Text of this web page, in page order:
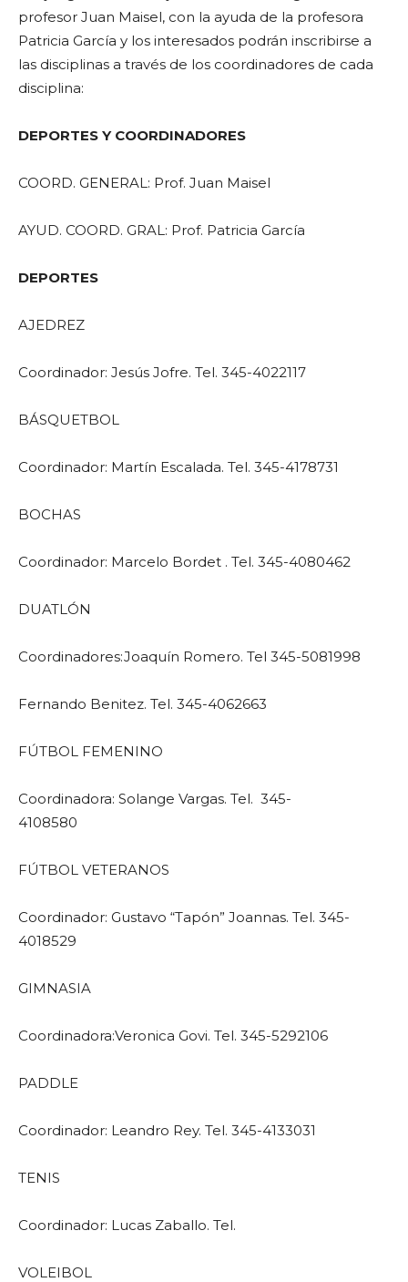
profesor Juan Maisel, con la ayuda de la profesora
Patricia García y los interesados podrán inscribirse a
las disciplinas a través de los coordinadores de cada
disciplina:
DEPORTES Y COORDINADORES
COORD. GENERAL: Prof. Juan Maisel
AYUD. COORD. GRAL: Prof. Patricia García
DEPORTES
AJEDREZ
Coordinador: Jesús Jofre. Tel. 345-4022117
BÁSQUETBOL
Coordinador: Martín Escalada. Tel. 345-4178731
BOCHAS
Coordinador: Marcelo Bordet . Tel. 345-4080462
DUATLÓN
Coordinadores:Joaquín Romero. Tel 345-5081998
Fernando Benitez. Tel. 345-4062663
FÚTBOL FEMENINO
Coordinadora: Solange Vargas. Tel. 345-
4108580
FÚTBOL VETERANOS
Coordinador: Gustavo “Tapón” Joannas. Tel. 345-
4018529
GIMNASIA
Coordinadora:Veronica Govi. Tel. 345-5292106
PADDLE
Coordinador: Leandro Rey. Tel. 345-4133031
TENIS
Coordinador: Lucas Zaballo. Tel.
VOLEIBOL